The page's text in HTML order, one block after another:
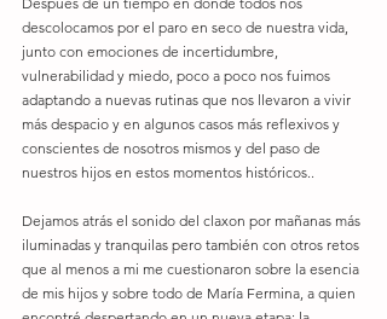
descolocamos por el paro en seco de nuestra vida,
junto con emociones de incertidumbre,
vulnerabilidad y miedo, poco a poco nos fuimos
adaptando a nuevas rutinas que nos llevaron a vivir
más despacio y en algunos casos más reflexivos y
conscientes de nosotros mismos y del paso de
nuestros hijos en estos momentos históricos..
Dejamos atrás el sonido del claxon por mañanas más
iluminadas y tranquilas pero también con otros retos
que al menos a mi me cuestionaron sobre la esencia
de mis hijos y sobre todo de María Fermina, a quien